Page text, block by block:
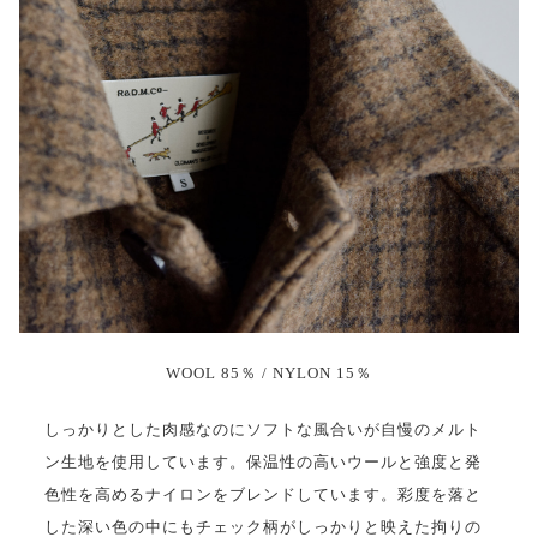
WOOL 85％ / NYLON 15％
しっかりとした肉感なのにソフトな風合いが自慢のメルト
ン生地を使用しています。保温性の高いウールと強度と発
色性を高めるナイロンをブレンドしています。彩度を落と
した深い色の中にもチェック柄がしっかりと映えた拘りの